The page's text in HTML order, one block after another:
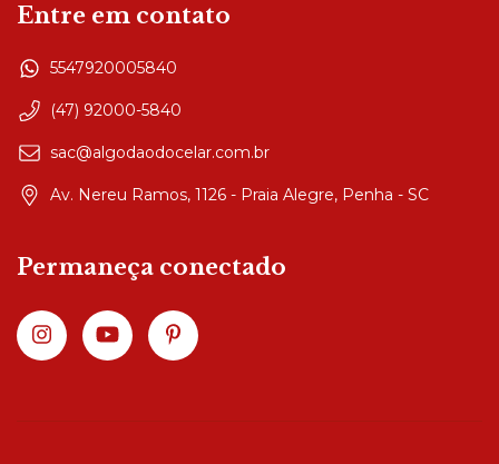
Entre em contato
5547920005840
(47) 92000-5840
sac@algodaodocelar.com.br
Av. Nereu Ramos, 1126 - Praia Alegre, Penha - SC
Permaneça conectado